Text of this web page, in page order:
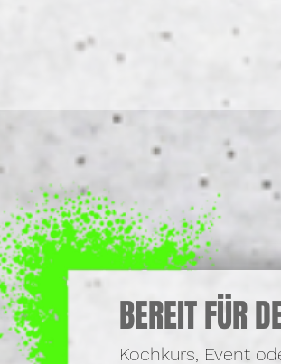
BEREIT FÜR
Kochkurs, Event